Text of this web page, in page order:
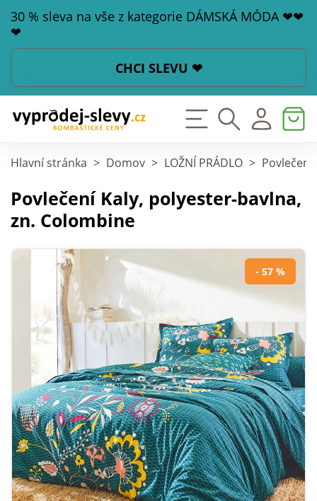
30 % sleva na vše z kategorie DÁMSKÁ MÓDA ❤❤
❤
CHCI SLEVU ❤
Hlavní stránka > Domov > LOŽNÍ PRÁDLO > Povlečení
Povlečení Kaly, polyester-bavlna,
zn. Colombine
- 57 %